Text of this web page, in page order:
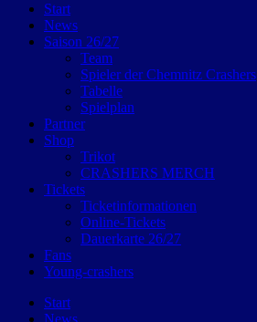
Start
News
Saison 26/27
Team
Spieler der Chemnitz Crashers
Tabelle
Spielplan
Partner
Shop
Trikot
CRASHERS MERCH
Tickets
Ticketinformationen
Online-Tickets
Dauerkarte 26/27
Fans
Young-crashers
Start